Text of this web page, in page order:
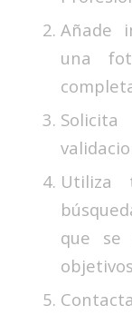
Añade
una
Utiliza
que se